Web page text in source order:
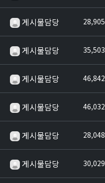
게시물담당 28,905
게시물담당 35,503
게시물담당 46,842
게시물담당 46,032
게시물담당 28,048
게시물담당 30,029